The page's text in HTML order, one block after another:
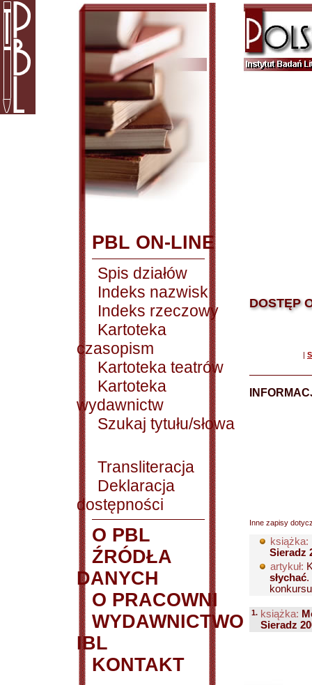
PBL ON-LINE
Spis działów
Indeks nazwisk
Indeks rzeczowy
Kartoteka
czasopism
Kartoteka teatrów
Kartoteka
wydawnictw
Szukaj tytułu/słowa
Transliteracja
Deklaracja
dostępności
O PBL
ŹRÓDŁA
DANYCH
O PRACOWNI
WYDAWNICTWO
IBL
KONTAKT
DOSTĘP
|
Inne zapisy
książka:
Sieradz
artykuł:
słychać.
1. książka:
Sieradz